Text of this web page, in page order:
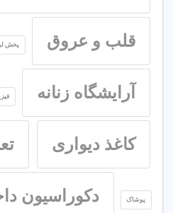
قلب و عروق پخش
آرایشگاه زنانه
کاغذ دیواری
پوشاک دکوراسیون